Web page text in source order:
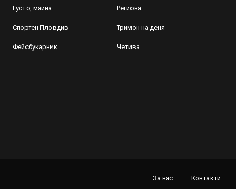
Густо, майна Региона
Спортен Пловдив Тримон на деня
Фейсбукарник Четива
За нас Контакти